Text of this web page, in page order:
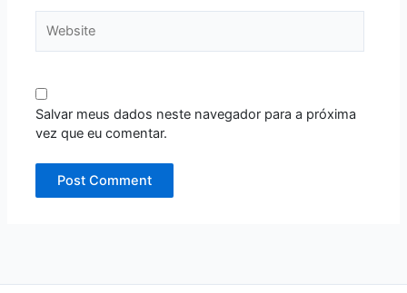
Salvar meus dados neste navegador para a próxima
vez que eu comentar.